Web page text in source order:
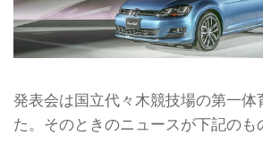
発表会は国立代々木競技場の第一体
た。そのときのニュースが下記のも